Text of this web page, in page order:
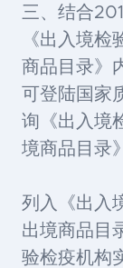
三、结合
《出入境
商品目录》
可登陆国家
询《出入境
境商品目录
列入《出入
出境商品目
验检疫机构